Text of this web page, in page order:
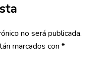
no será publicada.
marcados con *